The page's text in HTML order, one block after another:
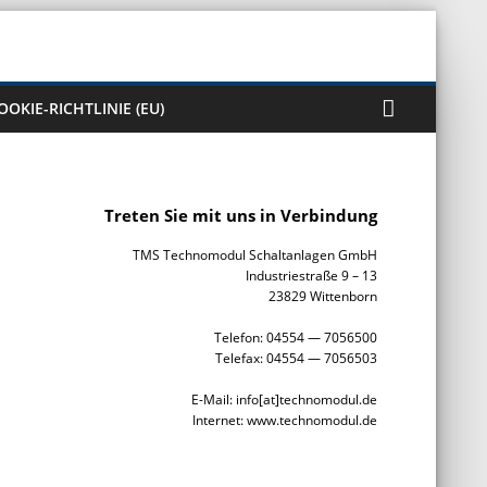
RICHTLINIE (EU)
Treten Sie mit uns in Verbindung
TMS Technomodul Schaltanlagen GmbH
Industriestraße 9 – 13
23829 Wittenborn
Telefon: 04554 — 7056500
Telefax: 04554 — 7056503
E-Mail: info[at]technomodul.de
Internet: www.technomodul.de